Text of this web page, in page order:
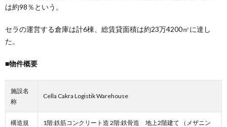
は約98％という。
セラの運営する倉庫は計6棟、総賃貸面積は約23万4200㎡に達し
た。
■物件概要
施設名
称
Cella Cakra Logistik Warehouse
構造規
1階:鉄筋コンクリート造 2階:鉄骨造 地上2階建て （メザニン